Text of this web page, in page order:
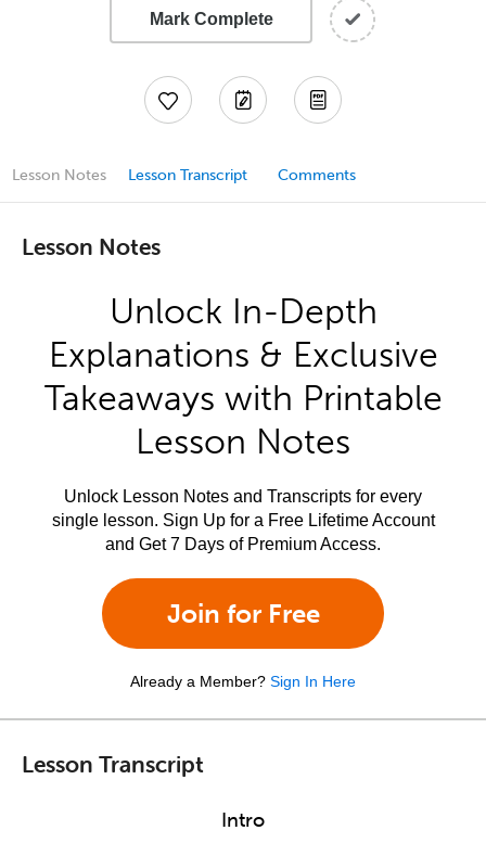
Mark Complete
Lesson Notes Lesson Transcript Comments
Lesson Notes
Unlock In-Depth
Explanations & Exclusive
Takeaways with Printable
Lesson Notes
Unlock Lesson Notes and Transcripts for every
single lesson. Sign Up for a Free Lifetime Account
and Get 7 Days of Premium Access.
Join for Free
Already a Member? Sign In Here
Lesson Transcript
Intro